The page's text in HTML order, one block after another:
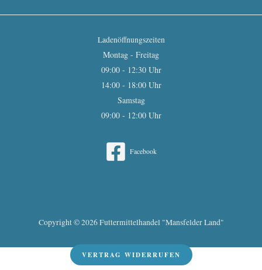
Ladenöffnungszeiten
Montag - Freitag
09:00 - 12:30 Uhr
14:00 - 18:00 Uhr
Samstag
09:00 - 12:00 Uhr
Facebook
Copyright © 2026 Futtermittelhandel "Mansfelder Land"
VERTRAG WIDERRUFEN